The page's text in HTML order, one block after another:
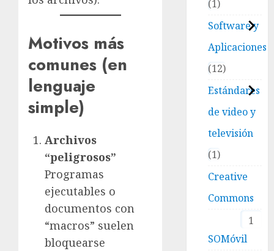
Motivos más
comunes (en
lenguaje
simple)
Archivos
“peligrosos”
Programas
ejecutables o
documentos con
“macros” suelen
bloquearse
1
Software y
Aplicaciones
12
Estándares
de video y
televisión
1
Creative
Commons
1
SOMóvil